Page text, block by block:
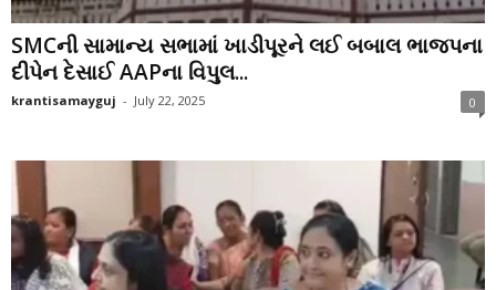
SMCની સામાન્ય સભામાં ખાડીપૂરને લઈ બબાલ ભાજપના
દીપેન દેસાઈ AAPના વિપુલ...
krantisamayguj - July 22, 2025 0